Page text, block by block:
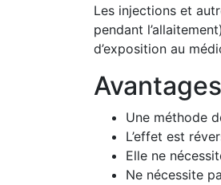
Les injections et
pendant
d’exposition au
Une méthode
L’effet est
Elle ne
Ne nécessite